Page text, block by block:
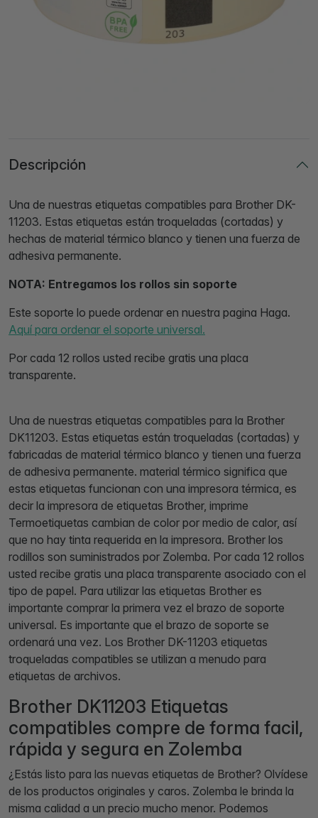
Descripción
Una de nuestras etiquetas compatibles para Brother DK-
11203. Estas etiquetas están troqueladas (cortadas) y
hechas de material térmico blanco y tienen una fuerza de
adhesiva permanente.
NOTA: Entregamos los rollos sin soporte
Este soporte lo puede ordenar en nuestra pagina Haga.
Aquí para ordenar el soporte universal.
Por cada 12 rollos usted recibe gratis una placa
transparente.
Una de nuestras etiquetas compatibles para la Brother
DK11203. Estas etiquetas están troqueladas (cortadas) y
fabricadas de material térmico blanco y tienen una fuerza
de adhesiva permanente. material térmico significa que
estas etiquetas funcionan con una impresora térmica, es
decir la impresora de etiquetas Brother, imprime
Termoetiquetas cambian de color por medio de calor, así
que no hay tinta requerida en la impresora. Brother los
rodillos son suministrados por Zolemba. Por cada 12 rollos
usted recibe gratis una placa transparente asociado con el
tipo de papel. Para utilizar las etiquetas Brother es
importante comprar la primera vez el brazo de soporte
universal. Es importante que el brazo de soporte se
ordenará una vez. Los Brother DK-11203 etiquetas
troqueladas compatibles se utilizan a menudo para
etiquetas de archivos.
Brother DK11203 Etiquetas
compatibles compre de forma facil,
rápida y segura en Zolemba
¿Estás listo para las nuevas etiquetas de Brother? Olvídese
de los productos originales y caros. Zolemba le brinda la
misma calidad a un precio mucho menor. Podemos